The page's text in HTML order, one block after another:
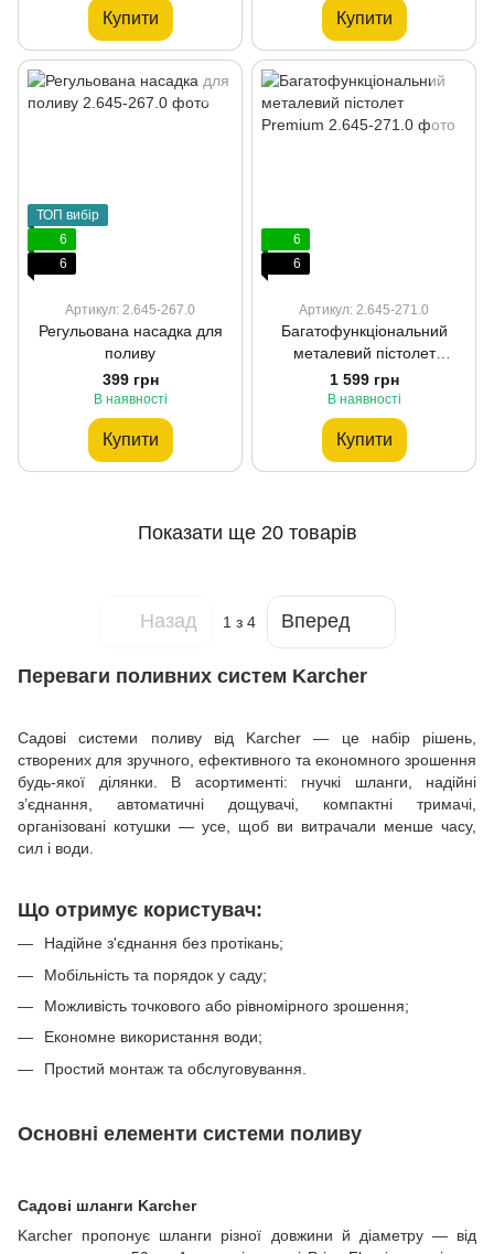
Купити Купити
ТОП вибір
6
6
Артикул: 2.645-267.0
Регульована насадка для
поливу
399 грн
В наявності
Купити
6
6
Артикул: 2.645-271.0
Багатофункціональний
металевий пістолет
Premium
1 599 грн
В наявності
Купити
Показати ще 20 товарів
Назад 1 з 4 Вперед
Переваги поливних систем Karcher
Садові системи поливу від Karcher — це набір рішень,
створених для зручного, ефективного та економного зрошення
будь-якої ділянки. В асортименті: гнучкі шланги, надійні
з’єднання, автоматичні дощувачі, компактні тримачі,
організовані котушки — усе, щоб ви витрачали менше часу,
сил і води.
Що отримує користувач:
Надійне з'єднання без протікань;
Мобільність та порядок у саду;
Можливість точкового або рівномірного зрошення;
Економне використання води;
Простий монтаж та обслуговування.
Основні елементи системи поливу
Садові шланги Karcher
Karcher пропонує шланги різної довжини й діаметру — від